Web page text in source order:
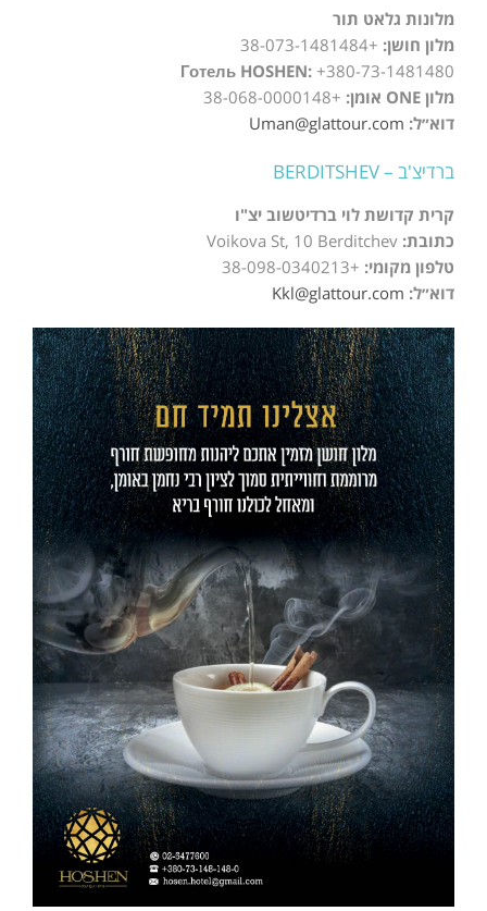
מלונות גלאט תור
מלון חושן: +38-073-1481484
Готель HOSHEN: +380-73-1481480
מלון ONE אומן:
+38-068-0000148
דוא״ל: Uman@glattour.com
ברדיצ'ב – BERDITSHEV
קרית קדושת לוי ברדיטשוב יצ"ו
כתובת:
טלפון מקומי: +38-098-0340213
דוא״ל: Kkl@glattour.com